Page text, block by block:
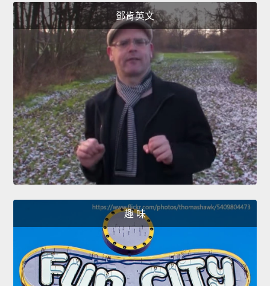
鄧肯英文
趣 味